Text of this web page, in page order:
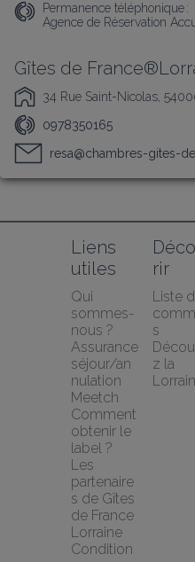
Permanence téléphonique :
Agence de Réservation
Gîtes de
34 Rue Saint-Nicolas,
0978350165
resa@chambres-gites-
Liens
utiles
Qui
sommes-
nous ?
Assurance
séjour/an
nulation
Meetch
Comment
obtenir le
label ?
Les
partenaire
s de Gîtes
de France
Lorraine
Condition
rir
Liste
s
z la